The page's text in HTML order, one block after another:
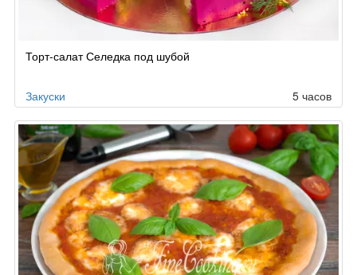
Торт-салат Селедка под шубой
Закуски 5 часов